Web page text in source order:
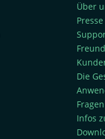
Über
Presse
Die
Infos